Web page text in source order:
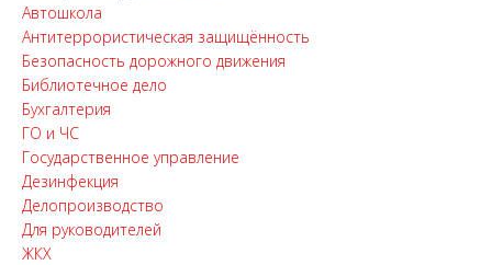
Автошкола
Антитеррористическая защищённость
Безопасность дорожного движения
Библиотечное дело
Бухгалтерия
ГО и ЧС
Государственное управление
Дезинфекция
Делопроизводство
Для руководителей
ЖКХ